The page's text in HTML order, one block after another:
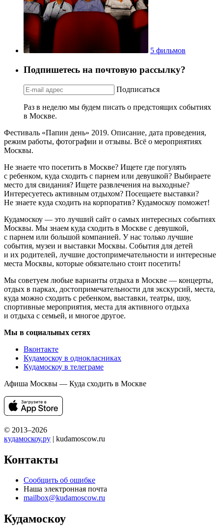
5 фильмов
Подпишетесь на почтовую рассылку?
Подписаться
Раз в неделю мы будем писать о предстоящих событиях
в Москве.
Фестиваль «Папин день» 2019. Описание, дата проведения,
режим работы, фотографии и отзывы. Всё о мероприятиях
Москвы.
Не знаете что посетить в Москве? Ищете где погулять
с ребенком, куда сходить с парнем или девушкой? Выбираете
место для свидания? Ищете развлечения на выходные?
Интересуетесь активным отдыхом? Посещаете выставки?
Не знаете куда сходить на корпоратив? Кудамоскоу поможет!
Кудамоскоу — это лучший сайт о самых интересных событиях
Москвы. Мы знаем куда сходить в Москве с девушкой,
с парнем или большой компанией. У нас только лучшие
события, музеи и выставки Москвы. События для детей
и их родителей, лучшие достопримечательности и интересные
места Москвы, которые обязательно стоит посетить!
Мы советуем любые варианты отдыха в Москве — концерты,
отдых в парках, достопримечательности для экскурсий, места,
куда можно сходить с ребенком, выставки, театры, шоу,
спортивные мероприятия, места для активного отдыха
и отдыха с семьей, и многое другое.
Мы в социальных сетях
Вконтакте
Кудамоскоу в однокласниках
Кудамоскоу в телеграме
Афиша Москвы — Куда сходить в Москве
© 2013–2026
кудамоскоу.ру | kudamoscow.ru
Контакты
Сообщить об ошибке
Наша электронная почта
mailbox@kudamoscow.ru
Кудамоскоу